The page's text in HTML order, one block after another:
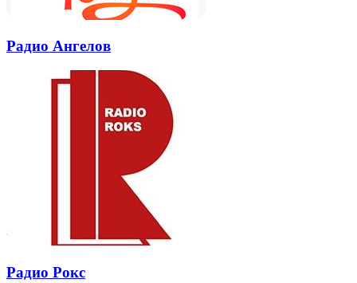
Радио Ангелов
Радио Рокс